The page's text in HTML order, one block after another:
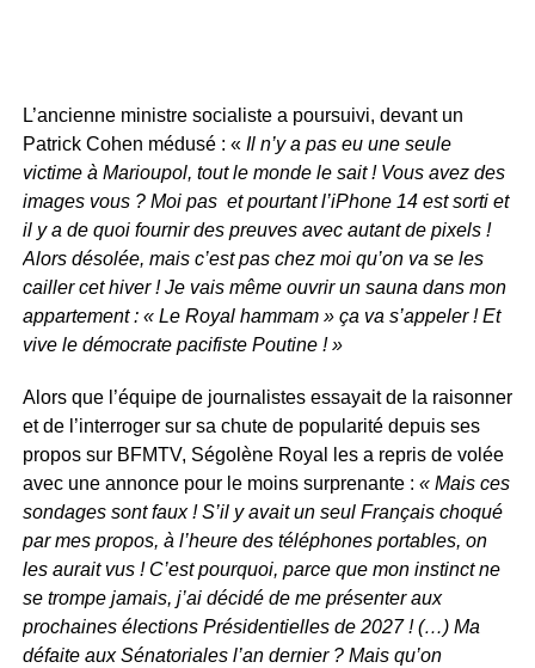
L’ancienne ministre socialiste a poursuivi, devant un
Patrick Cohen médusé : «Il n’y a pas eu une seule
victime à Marioupol, tout le monde le sait ! Vous avez des
images vous ? Moi pas et pourtant l’iPhone 14 est sorti et
il y a de quoi fournir des preuves avec autant de pixels !
Alors désolée, mais c’est pas chez moi qu’on va se les
cailler cet hiver ! Je vais même ouvrir un sauna dans mon
appartement : « Le Royal hammam » ça va s’appeler ! Et
vive le démocrate pacifiste Poutine ! »
Alors que l’équipe de journalistes essayait de la raisonner
et de l’interroger sur sa chute de popularité depuis ses
propos sur BFMTV, Ségolène Royal les a repris de volée
avec une annonce pour le moins surprenante : « Mais ces
sondages sont faux ! S’il y avait un seul Français choqué
par mes propos, à l’heure des téléphones portables, on
les aurait vus ! C’est pourquoi, parce que mon instinct ne
se trompe jamais, j’ai décidé de me présenter aux
prochaines élections Présidentielles de 2027 ! (…) Ma
défaite aux Sénatoriales l’an dernier ? Mais qu’on